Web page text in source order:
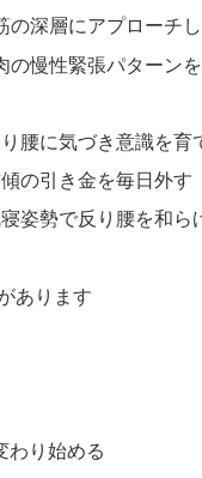
深層にアプローチ
慢性緊張パターン
腰に気づき意識を育
の引き金を毎日外す
姿勢で反り腰を和ら
あります
わり始める